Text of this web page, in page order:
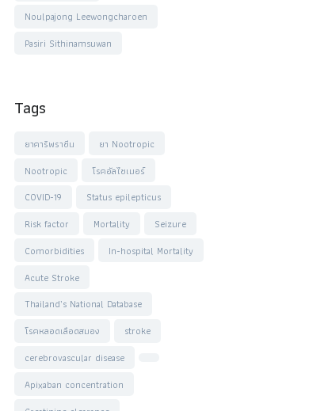
Noulpajong Leewongcharoen
Pasiri Sithinamsuwan
Tags
ยาคาริพราซีน
ยา Nootropic
Nootropic
โรคอัลไซเมอร์
COVID-19
Status epilepticus
Risk factor
Mortality
Seizure
Comorbidities
In-hospital Mortality
Acute Stroke
Thailand’s National Database
โรคหลอดเลือดสมอง
stroke
cerebrovascular disease
Apixaban concentration